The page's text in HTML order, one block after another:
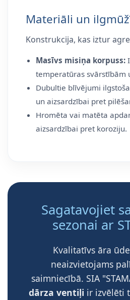
Materiāli un
Konstrukcija, kas iztur
Masīvs misiņa korpuss:
temperatūras svārstībām
Dubultie blīvējumi
un aizsardzībai pret
Hromēta vai matēta
aizsardzībai pret koroziju.
Sagatavojiet
sezonai ar
Kvalitatīvs āra
neaizvietojams
saimniecībā. SIA
dārza ventiļi ir izvēlēti